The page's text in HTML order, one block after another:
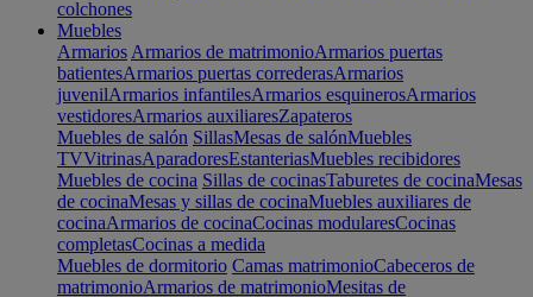
colchones
Muebles
Armarios Armarios de matrimonioArmarios puertas
batientesArmarios puertas correderasArmarios
juvenilArmarios infantilesArmarios esquinerosArmarios
vestidoresArmarios auxiliaresZapateros
Muebles de salón SillasMesas de salónMuebles
TVVitrinasAparadoresEstanteriasMuebles recibidores
Muebles de cocina Sillas de cocinasTaburetes de cocinaMesas
de cocinaMesas y sillas de cocinaMuebles auxiliares de
cocinaArmarios de cocinaCocinas modularesCocinas
completasCocinas a medida
Muebles de dormitorio Camas matrimonioCabeceros de
matrimonioArmarios de matrimonioMesitas de